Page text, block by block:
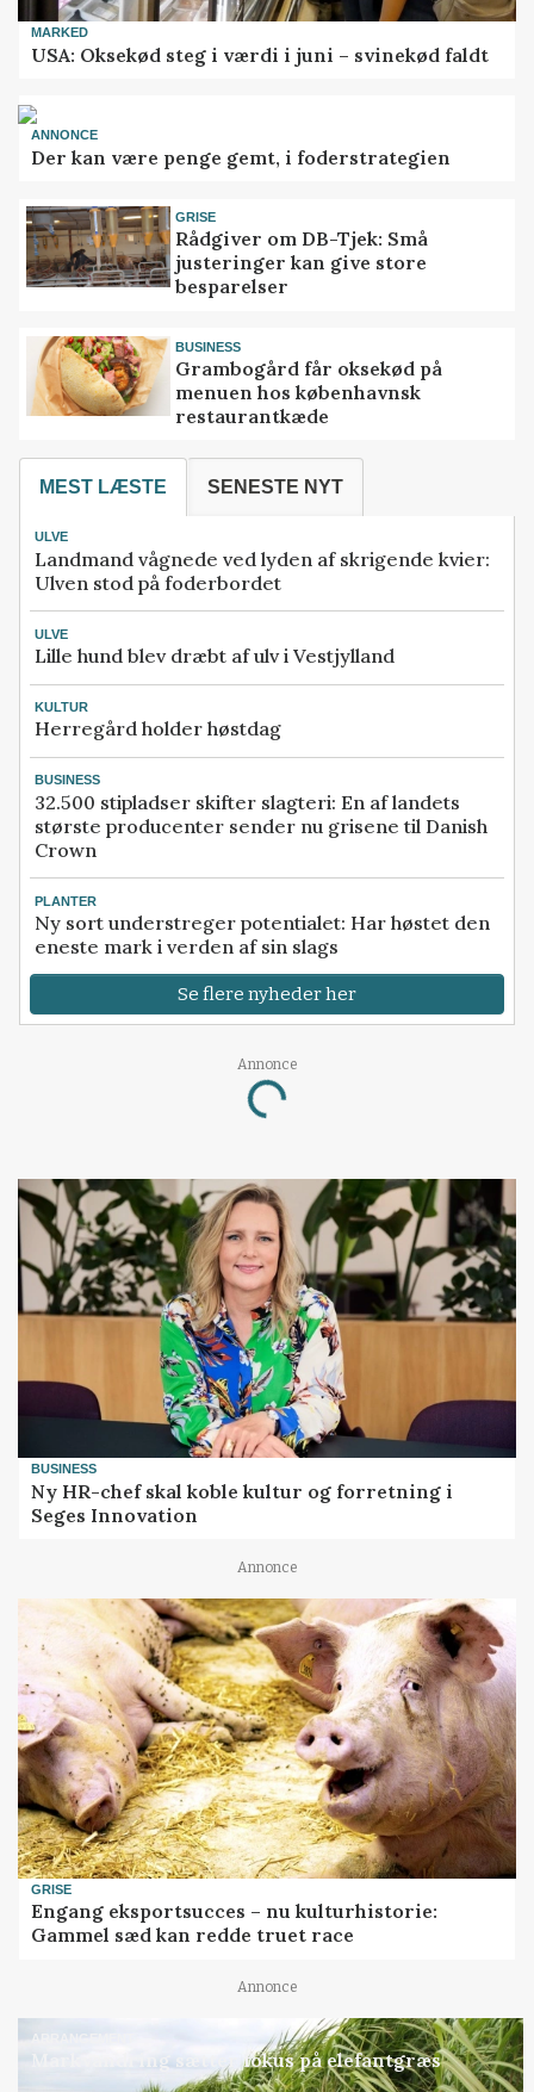
MARKED
USA: Oksekød steg i værdi i juni – svinekød faldt
ANNONCE
Der kan være penge gemt, i foderstrategien
GRISE
Rådgiver om DB-Tjek: Små
justeringer kan give store
besparelser
BUSINESS
Grambogård får oksekød på
menuen hos københavnsk
restaurantkæde
MEST LÆSTE SENESTE NYT
ULVE
Landmand vågnede ved lyden af skrigende kvier:
Ulven stod på foderbordet
ULVE
Lille hund blev dræbt af ulv i Vestjylland
KULTUR
Herregård holder høstdag
BUSINESS
32.500 stipladser skifter slagteri: En af landets
største producenter sender nu grisene til Danish
Crown
PLANTER
Ny sort understreger potentialet: Har høstet den
eneste mark i verden af sin slags
Se flere nyheder her
Annonce
Loading...
BUSINESS
Ny HR-chef skal koble kultur og forretning i
Seges Innovation
Annonce
GRISE
Engang eksportsucces – nu kulturhistorie:
Gammel sæd kan redde truet race
Annonce
ARRANGEMENT
Markvandring sætter fokus på elefantgræs